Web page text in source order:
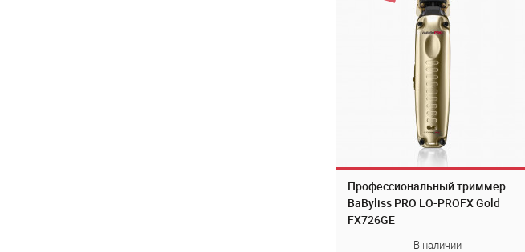
Профессиональный триммер
BaByliss PRO LO-PROFX Gold
FX726GE
В наличии